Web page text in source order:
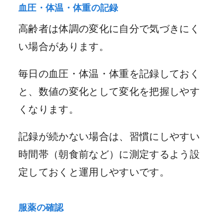
血圧・体温・体重の記録
高齢者は体調の変化に自分で気づきにく
い場合があります。
毎日の血圧・体温・体重を記録しておく
と、数値の変化として変化を把握しやす
くなります。
記録が続かない場合は、習慣にしやすい
時間帯（朝食前など）に測定するよう設
定しておくと運用しやすいです。
服薬の確認